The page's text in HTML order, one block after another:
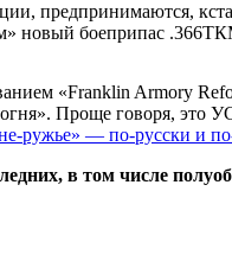
предпринимаются,
новый боеприпас
«Franklin Armory
Проще говоря, это
ружье» — по-русски и
в том числе